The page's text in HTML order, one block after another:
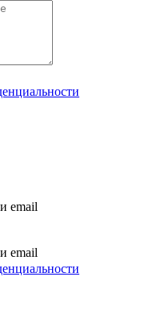
email
email